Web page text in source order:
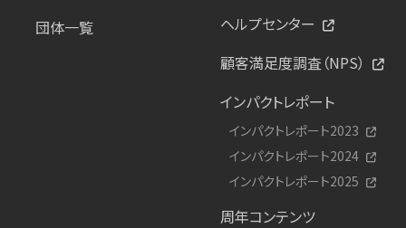
団体一覧
ヘルプセンター
顧客満足度調査（NPS）
インパクトレポート
インパクトレポート2023
インパクトレポート2024
インパクトレポート2025
周年コンテンツ